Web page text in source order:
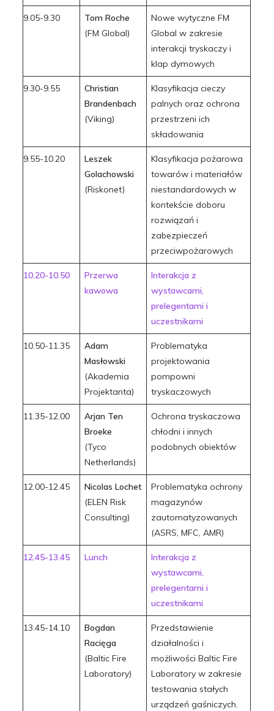
9.05-9.30
Tom Roche
(FM Global)
Nowe wytyczne FM
Global w zakresie
interakcji tryskaczy i
klap dymowych
9.30-9.55
Christian
Brandenbach
(Viking)
Klasyfikacja cieczy
palnych oraz ochrona
przestrzeni ich
składowania
9.55-10.20
Leszek
Golachowski
(Riskonet)
Klasyfikacja pożarowa
towarów i materiałów
niestandardowych w
kontekście doboru
rozwiązań i
zabezpieczeń
przeciwpożarowych
10.20-10.50
Przerwa
kawowa
Interakcja z
wystawcami,
prelegentami i
uczestnikami
10.50-11.35
Adam
Masłowski
(Akademia
Projektanta)
Problematyka
projektowania
pompowni
tryskaczowych
11.35-12.00
Arjan Ten
Broeke
(Tyco
Netherlands)
Ochrona tryskaczowa
chłodni i innych
podobnych obiektów
12.00-12.45
Nicolas Lochet
(ELEN Risk
Consulting)
Problematyka ochrony
magazynów
zautomatyzowanych
(ASRS, MFC, AMR)
12.45-13.45 Lunch
Interakcja z
wystawcami,
prelegentami i
uczestnikami
13.45-14.10
Bogdan
Racięga
(Baltic Fire
Laboratory)
Przedstawienie
działalności i
możliwości Baltic Fire
Laboratory w zakresie
testowania stałych
urządzeń gaśniczych.